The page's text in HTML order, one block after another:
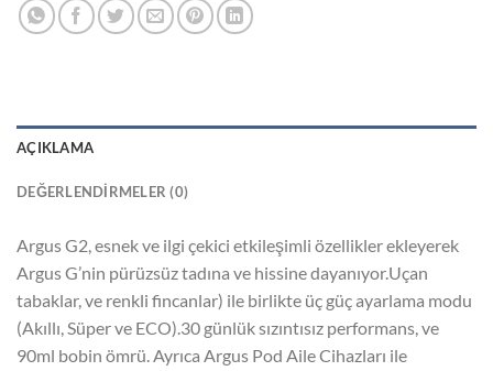
AÇIKLAMA
DEĞERLENDIRMELER (0)
Argus G2, esnek ve ilgi çekici etkileşimli özellikler ekleyerek
Argus G’nin pürüzsüz tadına ve hissine dayanıyor.Uçan
tabaklar, ve renkli fincanlar) ile birlikte üç güç ayarlama modu
(Akıllı, Süper ve ECO).30 günlük sızıntısız performans, ve
90ml bobin ömrü. Ayrıca Argus Pod Aile Cihazları ile